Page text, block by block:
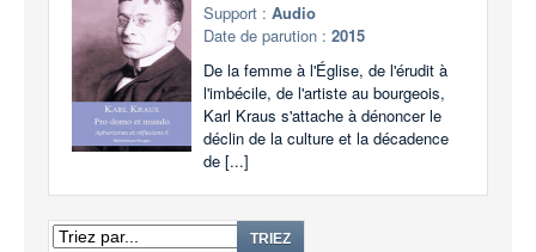
Support : Audio
Date de parution : 2015
De la femme à l'Église, de l'érudit à
l'imbécile, de l'artiste au bourgeois,
Karl Kraus s'attache à dénoncer le
déclin de la culture et la décadence
de [...]
TRIEZ